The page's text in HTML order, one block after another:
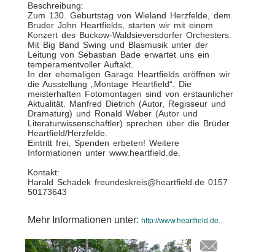
Beschreibung:
Zum 130. Geburtstag von Wieland Herzfelde, dem
Bruder John Heartfields, starten wir mit einem
Konzert des Buckow-Waldsieversdorfer Orchesters.
Mit Big Band Swing und Blasmusik unter der
Leitung von Sebastian Bade erwartet uns ein
temperamentvoller Auftakt.
In der ehemaligen Garage Heartfields eröffnen wir
die Ausstellung „Montage Heartfield“. Die
meisterhaften Fotomontagen sind von erstaunlicher
Aktualität. Manfred Dietrich (Autor, Regisseur und
Dramaturg) und Ronald Weber (Autor und
Literaturwissenschaftler) sprechen über die Brüder
Heartfield/Herzfelde.
Eintritt frei, Spenden erbeten! Weitere
Informationen unter www.heartfield.de.
Kontakt:
Harald Schadek freundeskreis@heartfield.de 0157
50173643
Mehr Informationen unter: http://www.heartfield.de...